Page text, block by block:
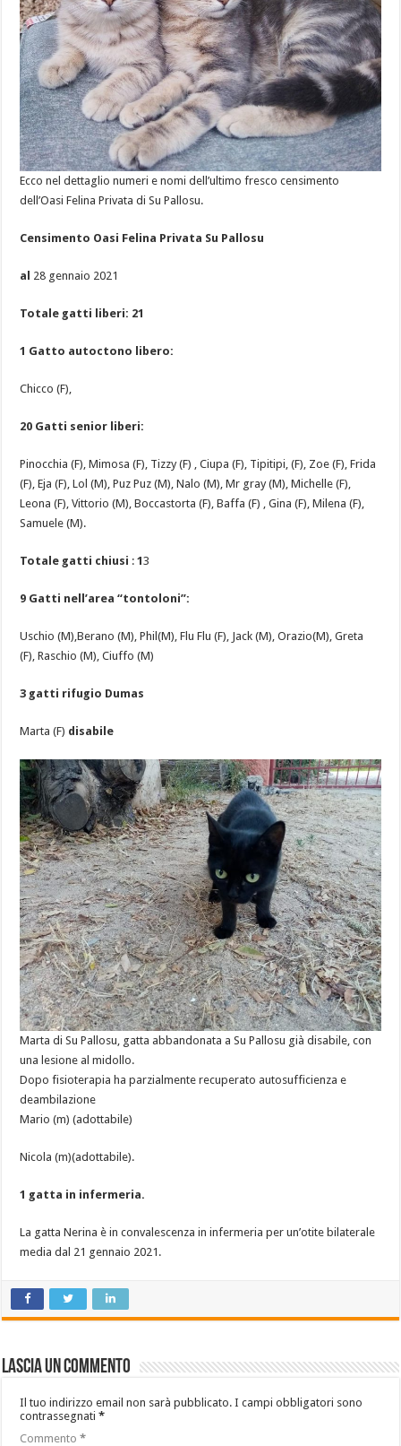
Ecco nel dettaglio numeri e nomi dell’ultimo fresco censimento
dell’Oasi Felina Privata di Su Pallosu.
Censimento Oasi Felina Privata Su Pallosu
al 28 gennaio 2021
Totale gatti liberi: 21
1 Gatto autoctono libero:
Chicco (F),
20 Gatti senior liberi:
Pinocchia (F), Mimosa (F), Tizzy (F) , Ciupa (F), Tipitipi, (F), Zoe (F), Frida
(F), Eja (F), Lol (M), Puz Puz (M), Nalo (M), Mr gray (M), Michelle (F),
Leona (F), Vittorio (M), Boccastorta (F), Baffa (F) , Gina (F), Milena (F),
Samuele (M).
Totale gatti chiusi :13
9 Gatti nell’area “tontoloni”:
Uschio (M),Berano (M), Phil(M), Flu Flu (F), Jack (M), Orazio(M), Greta
(F), Raschio (M), Ciuffo (M)
3 gatti rifugio Dumas
Marta (F) disabile
Marta di Su Pallosu, gatta abbandonata a Su Pallosu già disabile, con
una lesione al midollo.
Dopo fisioterapia ha parzialmente recuperato autosufficienza e
deambilazione
Mario (m) (adottabile)
Nicola (m)(adottabile).
1 gatta in infermeria.
La gatta Nerina è in convalescenza in infermeria per un’otite bilaterale
media dal 21 gennaio 2021.
Lascia un commento
Il tuo indirizzo email non sarà pubblicato. I campi obbligatori sono
contrassegnati*
Commento*